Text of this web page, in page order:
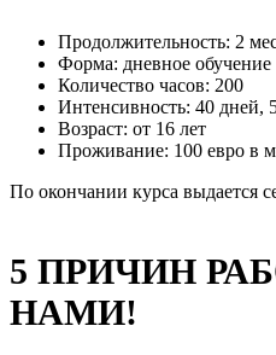
Продолжительность: 2
Форма: дневное обучение
Количество часов: 200
Интенсивность: 40 дней,
Возраст: от 16 лет
Проживание: 100 евро в
По окончании курса выдается
5 ПРИЧИН
НАМИ!